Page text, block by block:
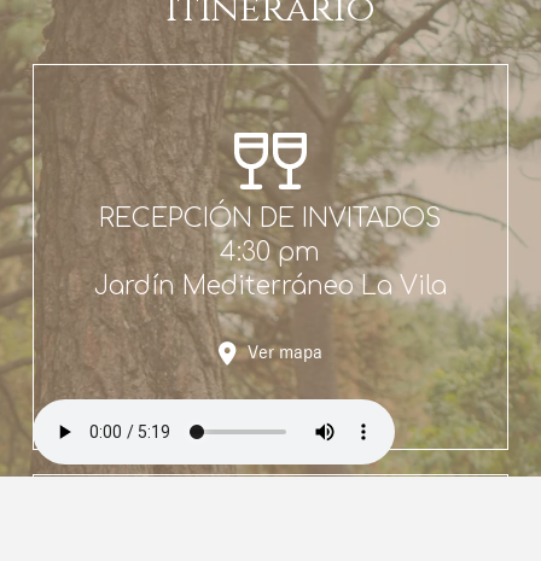
RECEPCIÓN DE INVITADOS
4:30 pm
Jardín Mediterráneo La Vila
Ver mapa